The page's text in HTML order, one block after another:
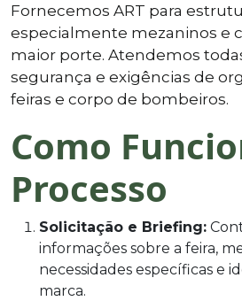
Fornecemos ART para
especialmente mezaninos e
maior porte. Atendemos
segurança e exigências de
feiras e corpo de bombeiros.
Como
Processo
Solicitação e Briefing:
informações sobre a feira,
necessidades específicas e
marca.